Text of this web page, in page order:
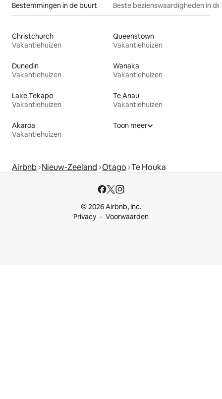
Bestemmingen in de buurt Beste bezienswaardigheden in
Christchurch
Vakantiehuizen
Queenstown
Vakantiehuizen
Dunedin
Vakantiehuizen
Wanaka
Vakantiehuizen
Lake Tekapo
Vakantiehuizen
Te Anau
Vakantiehuizen
Akaroa
Vakantiehuizen
Toon meer
Airbnb Nieuw-Zeeland Otago Te Houka
© 2026 Airbnb, Inc.
Privacy
Voorwaarden